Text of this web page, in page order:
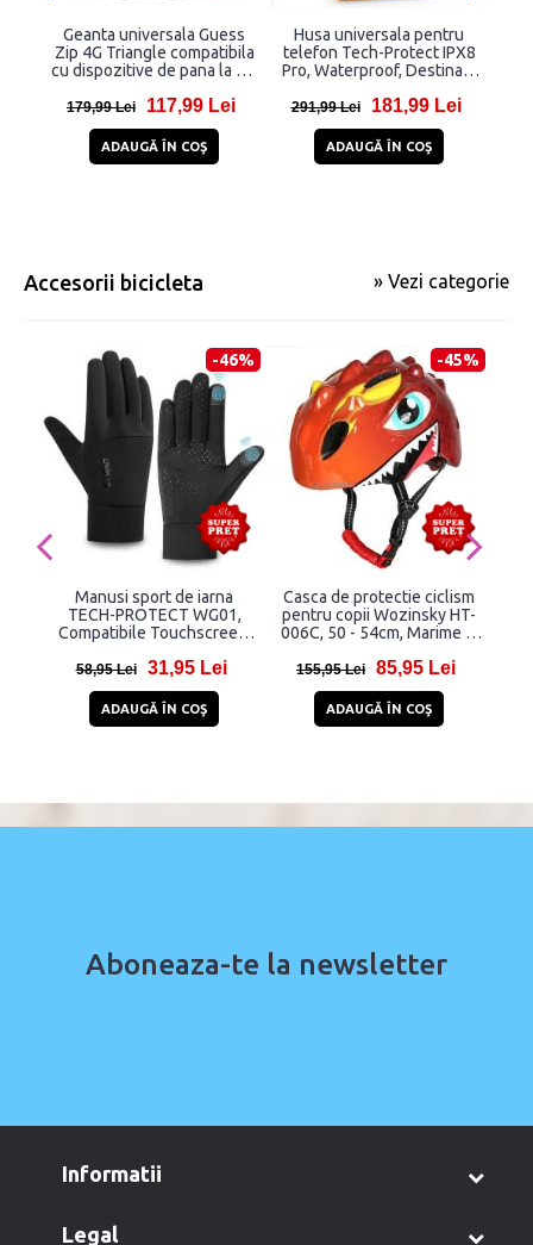
Geanta universala Guess
Zip 4G Triangle compatibila
cu dispozitive de pana la 8.9
179,99 Lei 117,99 Lei
ADAUGĂ ÎN COŞ
Husa universala pentru
telefon Tech-Protect IPX8
Pro, Waterproof, Destinata
intre 4.7–6.9 inch, Negru /
291,99 Lei 181,99 Lei
ADAUGĂ ÎN COŞ
Accesorii bicicleta » Vezi categorie
-46%
Manusi sport de iarna
TECH-PROTECT WG01,
Compatibile Touchscreen,
58,95 Lei 31,95 Lei
ADAUGĂ ÎN COŞ
-45%
Casca de protectie ciclism
pentru copii Wozinsky HT-
006C, 50 - 54cm, Marime S,
155,95 Lei 85,95 Lei
ADAUGĂ ÎN COŞ
Aboneaza-te la newsletter
informatii
legal